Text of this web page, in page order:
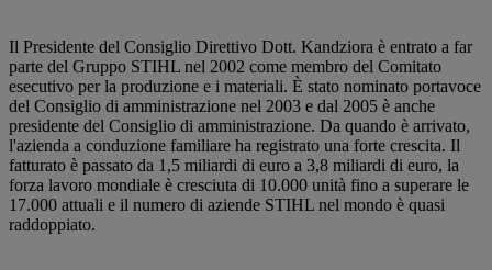
Il Presidente del Consiglio Direttivo Dott. Kandziora è entrato a far
parte del Gruppo STIHL nel 2002 come membro del Comitato
esecutivo per la produzione e i materiali. È stato nominato portavoce
del Consiglio di amministrazione nel 2003 e dal 2005 è anche
presidente del Consiglio di amministrazione. Da quando è arrivato,
l'azienda a conduzione familiare ha registrato una forte crescita. Il
fatturato è passato da 1,5 miliardi di euro a 3,8 miliardi di euro, la
forza lavoro mondiale è cresciuta di 10.000 unità fino a superare le
17.000 attuali e il numero di aziende STIHL nel mondo è quasi
raddoppiato.